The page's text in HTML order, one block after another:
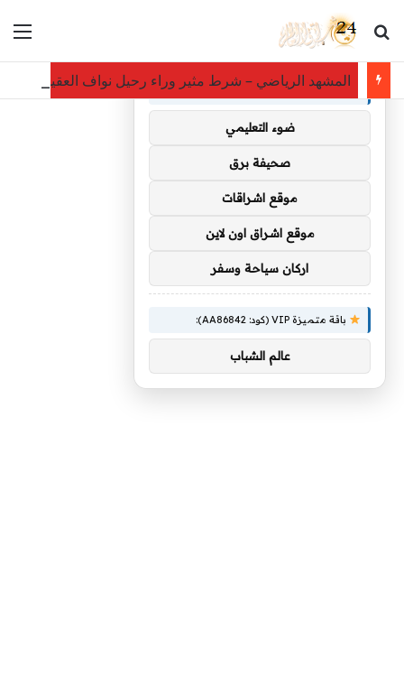
بحث عن
المشهد الرياضي – شرط مثير وراء رحيل نواف العقيدي
توصيات :
باقة متميزة VIP (كود: AA35872):
ضوء التعليمي
صحيفة برق
موقع اشراقات
موقع اشراق اون لاين
اركان سياحة وسفر
باقة متميزة VIP (كود: AA86842):
عالم الشباب